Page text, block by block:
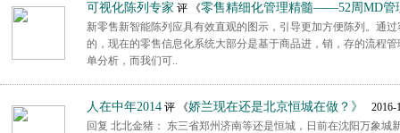
可视化陈列专家 评 《零售精细化管理精髓——52周MD管
新零售新智能陈列应具有效直观的图示，引导更加方便陈列。通
的，现在的零售信息化系统大部分是基于商品进，销，存的流程
单分析，而我们可..
人在中年2014 评 《娇兰现在还是北京恒城在做？》
2016-
回复 北北金猪： 东三省郑州济南等还是恒城，日前在沈阳万象城